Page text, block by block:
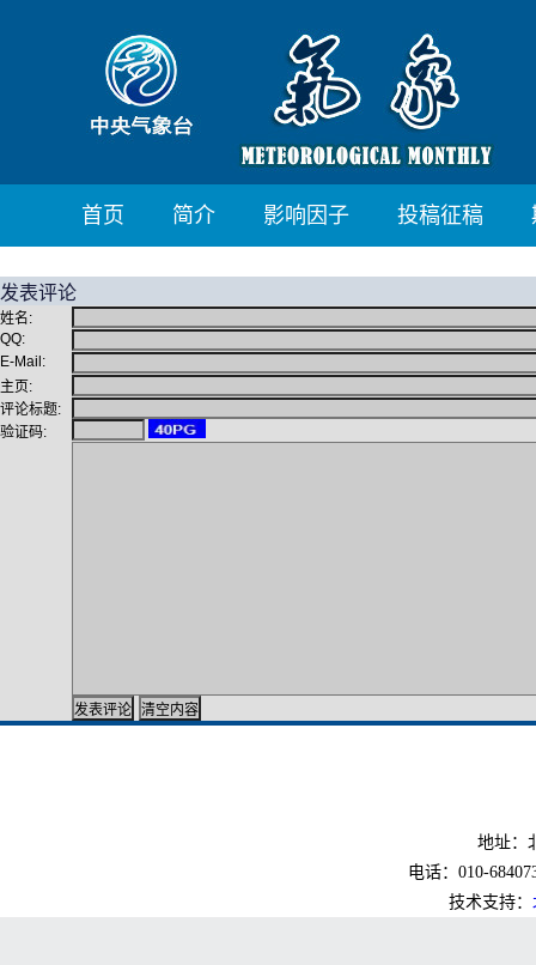
首页 简介 影响因子 投稿征稿
发表评论
姓名:
QQ:
E-Mail:
主页:
评论标题:
验证码:
地址：
电话：010-
技术支持：